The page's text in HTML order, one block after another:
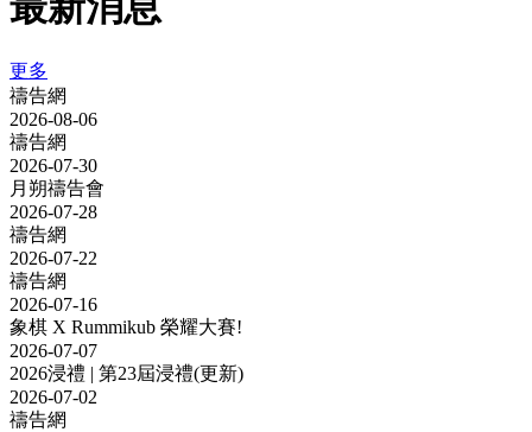
更多
禱告網
2026-08-06
禱告網
2026-07-30
月朔禱告會
2026-07-28
禱告網
2026-07-22
禱告網
2026-07-16
象棋 X Rummikub 榮耀大賽!
2026-07-07
2026浸禮 | 第23屆浸禮(更新)
2026-07-02
禱告網